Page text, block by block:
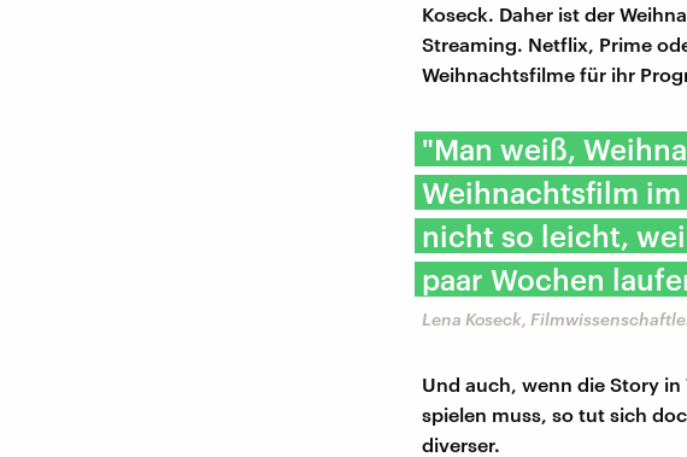
Koseck. Daher ist der
Streaming. Netflix, Prime
Weihnachtsfilme für ihr
"Man weiß,
Weihnachtsfilm
nicht so leicht,
paar Wochen
Lena Koseck,
Und auch, wenn die Story
spielen muss, so tut sich
diverser.